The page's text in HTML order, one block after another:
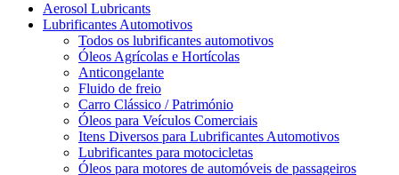
Aerosol Lubricants
Lubrificantes Automotivos
Todos os lubrificantes automotivos
Óleos Agrícolas e Hortícolas
Anticongelante
Fluido de freio
Carro Clássico / Património
Óleos para Veículos Comerciais
Itens Diversos para Lubrificantes Automotivos
Lubrificantes para motocicletas
Óleos para motores de automóveis de passageiros